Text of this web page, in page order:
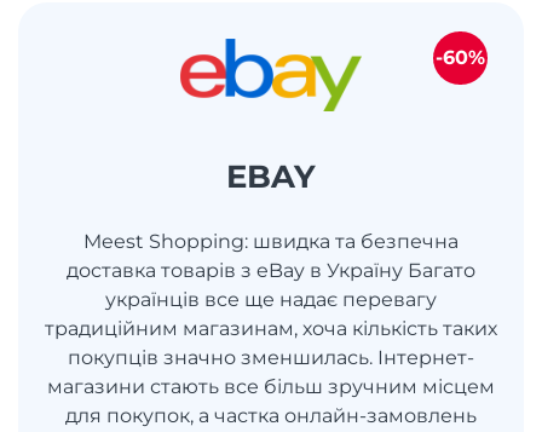
EBAY
Meest Shopping: швидка та безпечна
доставка товарів з eBay в Україну Багато
українців все ще надає перевагу
традиційним магазинам, хоча кількість таких
покупців значно зменшилась. Інтернет-
магазини стають все більш зручним місцем
для покупок, а частка онлайн-замовлень
-60%